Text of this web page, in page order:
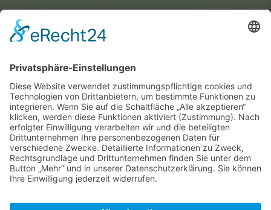
Wir benötigen Ihre
Google Maps-Service zu
laden!
Wir verwenden einen Service eines
Drittanbieters, um Karteninhalte
einzubetten. Dieser Service kann
Daten zu Ihren Aktivitäten
sammeln. Bitte lesen Sie die Details
durch und stimmen Sie der
Nutzung des Service zu, um diese